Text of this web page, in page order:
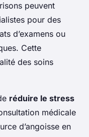
peuvent
pour des
d’examens ou
Cette
des soins
réduire le stress
médicale
d’angoisse en